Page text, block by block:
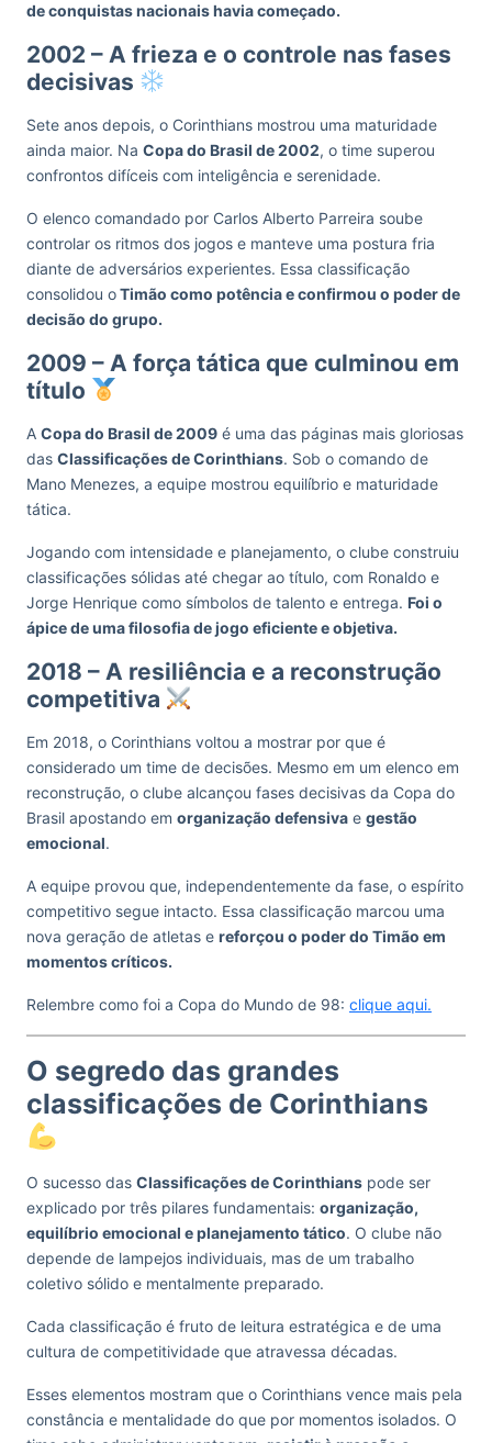
de conquistas nacionais havia começado.
2002 – A frieza e o controle nas fases
decisivas
Sete anos depois, o Corinthians mostrou uma maturidade
ainda maior. Na Copa do Brasil de 2002, o time superou
confrontos difíceis com inteligência e serenidade.
O elenco comandado por Carlos Alberto Parreira soube
controlar os ritmos dos jogos e manteve uma postura fria
diante de adversários experientes. Essa classificação
consolidou oTimão como potência e confirmou o poder de
decisão do grupo.
2009 – A força tática que culminou em
título
A Copa do Brasil de 2009 é uma das páginas mais gloriosas
das Classificações de Corinthians. Sob o comando de
Mano Menezes, a equipe mostrou equilíbrio e maturidade
tática.
Jogando com intensidade e planejamento, o clube construiu
classificações sólidas até chegar ao título, com Ronaldo e
Jorge Henrique como símbolos de talento e entrega. Foi o
ápice de uma filosofia de jogo eficiente e objetiva.
2018 – A resiliência e a reconstrução
competitiva
Em 2018, o Corinthians voltou a mostrar por que é
considerado um time de decisões. Mesmo em um elenco em
reconstrução, o clube alcançou fases decisivas da Copa do
Brasil apostando em organização defensiva e gestão
emocional.
A equipe provou que, independentemente da fase, o espírito
competitivo segue intacto. Essa classificação marcou uma
nova geração de atletas e reforçou o poder do Timão em
momentos críticos.
Relembre como foi a Copa do Mundo de 98: clique aqui.
O segredo das grandes
classificações de Corinthians
O sucesso das Classificações de Corinthians pode ser
explicado por três pilares fundamentais: organização,
equilíbrio emocional e planejamento tático. O clube não
depende de lampejos individuais, mas de um trabalho
coletivo sólido e mentalmente preparado.
Cada classificação é fruto de leitura estratégica e de uma
cultura de competitividade que atravessa décadas.
Esses elementos mostram que o Corinthians vence mais pela
constância e mentalidade do que por momentos isolados. O